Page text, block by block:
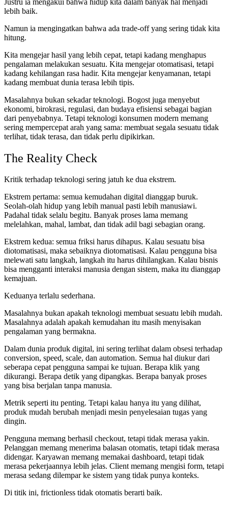
lebih baik.
Namun ia mengingatkan bahwa ada trade-off yang sering tidak kita
hitung.
Kita mengejar hasil yang lebih cepat, tetapi kadang menghapus
pengalaman melakukan sesuatu. Kita mengejar otomatisasi, tetapi
kadang kehilangan rasa hadir. Kita mengejar kenyamanan, tetapi
kadang membuat dunia terasa lebih tipis.
Masalahnya bukan sekadar teknologi. Bogost juga menyebut
ekonomi, birokrasi, regulasi, dan budaya efisiensi sebagai bagian
dari penyebabnya. Tetapi teknologi konsumen modern memang
sering mempercepat arah yang sama: membuat segala sesuatu tidak
terlihat, tidak terasa, dan tidak perlu dipikirkan.
The Reality Check
Kritik terhadap teknologi sering jatuh ke dua ekstrem.
Ekstrem pertama: semua kemudahan digital dianggap buruk.
Seolah-olah hidup yang lebih manual pasti lebih manusiawi.
Padahal tidak selalu begitu. Banyak proses lama memang
melelahkan, mahal, lambat, dan tidak adil bagi sebagian orang.
Ekstrem kedua: semua friksi harus dihapus. Kalau sesuatu bisa
diotomatisasi, maka sebaiknya diotomatisasi. Kalau pengguna bisa
melewati satu langkah, langkah itu harus dihilangkan. Kalau bisnis
bisa mengganti interaksi manusia dengan sistem, maka itu dianggap
kemajuan.
Keduanya terlalu sederhana.
Masalahnya bukan apakah teknologi membuat sesuatu lebih mudah.
Masalahnya adalah apakah kemudahan itu masih menyisakan
pengalaman yang bermakna.
Dalam dunia produk digital, ini sering terlihat dalam obsesi terhadap
conversion, speed, scale, dan automation. Semua hal diukur dari
seberapa cepat pengguna sampai ke tujuan. Berapa klik yang
dikurangi. Berapa detik yang dipangkas. Berapa banyak proses
yang bisa berjalan tanpa manusia.
Metrik seperti itu penting. Tetapi kalau hanya itu yang dilihat,
produk mudah berubah menjadi mesin penyelesaian tugas yang
dingin.
Pengguna memang berhasil checkout, tetapi tidak merasa yakin.
Pelanggan memang menerima balasan otomatis, tetapi tidak merasa
didengar. Karyawan memang memakai dashboard, tetapi tidak
merasa pekerjaannya lebih jelas. Client memang mengisi form, tetapi
merasa sedang dilempar ke sistem yang tidak punya konteks.
Di titik ini, frictionless tidak otomatis berarti baik.